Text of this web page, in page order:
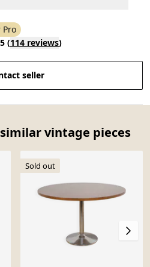
Pro
(114 reviews)
seller
vintage pieces
Sold out